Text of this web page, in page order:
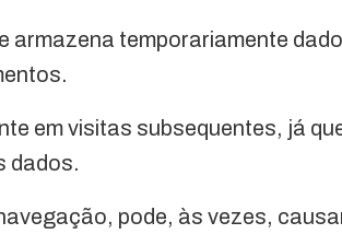
armazena temporariamente
em visitas subsequentes, já
dados.
pode, às vezes,